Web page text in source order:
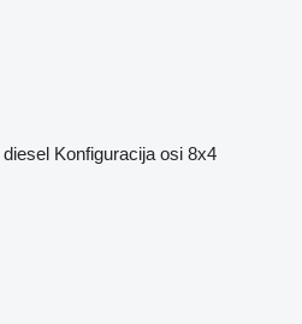
diesel Konfiguracija osi 8x4